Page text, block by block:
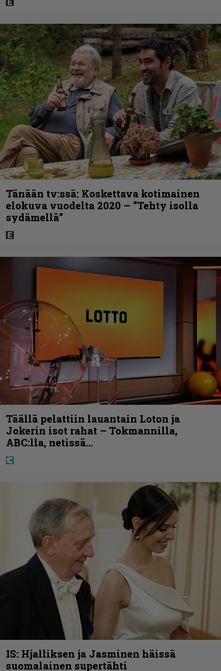
Tänään tv:ssä: Koskettava kotimainen
elokuva vuodelta 2020 – ”Tehty isolla
sydämellä”
Täällä pelattiin lauantain Loton ja
Jokerin isot rahat – Tokmannilla,
ABC:lla, netissä…
IS: Hjalliksen ja Jasminen häissä
suomalainen supertähti